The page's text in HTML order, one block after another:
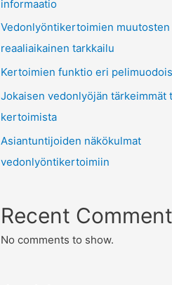
informaatio
Vedonlyöntikertoimien muutosten
reaaliaikainen tarkkailu
Kertoimien funktio eri
Jokaisen vedonlyöjän tärkeimmät
kertoimista
Asiantuntijoiden näkökulmat
vedonlyöntikertoimiin
Recent
No comments to show.